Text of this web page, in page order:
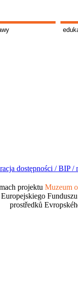
dostępności /BIP /
projektu Muzeum
prostředků